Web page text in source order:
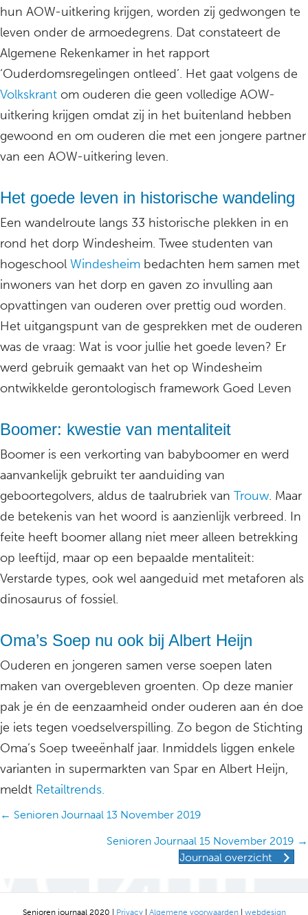
hun AOW-uitkering krijgen, worden zij gedwongen te
leven onder de armoedegrens. Dat constateert de
Algemene Rekenkamer in het rapport
‘Ouderdomsregelingen ontleed’. Het gaat volgens de
Volkskrant om ouderen die geen volledige AOW-
uitkering krijgen omdat zij in het buitenland hebben
gewoond en om ouderen die met een jongere partner
van een AOW-uitkering leven.
Het goede leven in historische wandeling
Een wandelroute langs 33 historische plekken in en
rond het dorp Windesheim. Twee studenten van
hogeschool Windesheim bedachten hem samen met
inwoners van het dorp en gaven zo invulling aan
opvattingen van ouderen over prettig oud worden.
Het uitgangspunt van de gesprekken met de ouderen
was de vraag: Wat is voor jullie het goede leven? Er
werd gebruik gemaakt van het op Windesheim
ontwikkelde gerontologisch framework Goed Leven
Boomer: kwestie van mentaliteit
Boomer is een verkorting van babyboomer en werd
aanvankelijk gebruikt ter aanduiding van
geboortegolvers, aldus de taalrubriek van Trouw. Maar
de betekenis van het woord is aanzienlijk verbreed. In
feite heeft boomer allang niet meer alleen betrekking
op leeftijd, maar op een bepaalde mentaliteit:
Verstarde types, ook wel aangeduid met metaforen als
dinosaurus of fossiel.
Oma’s Soep nu ook bij Albert Heijn
Ouderen en jongeren samen verse soepen laten
maken van overgebleven groenten. Op deze manier
pak je én de eenzaamheid onder ouderen aan én doe
je iets tegen voedselverspilling. Zo begon de Stichting
Oma’s Soep tweeënhalf jaar. Inmiddels liggen enkele
varianten in supermarkten van Spar en Albert Heijn,
meldt Retailtrends.
Posts
← Senioren Journaal 13 November 2019
Senioren Journaal 15 November 2019 →
Journaal overzicht
Senioren journaal 2020 | Privacy| Algemene voorwaarden| webdesign